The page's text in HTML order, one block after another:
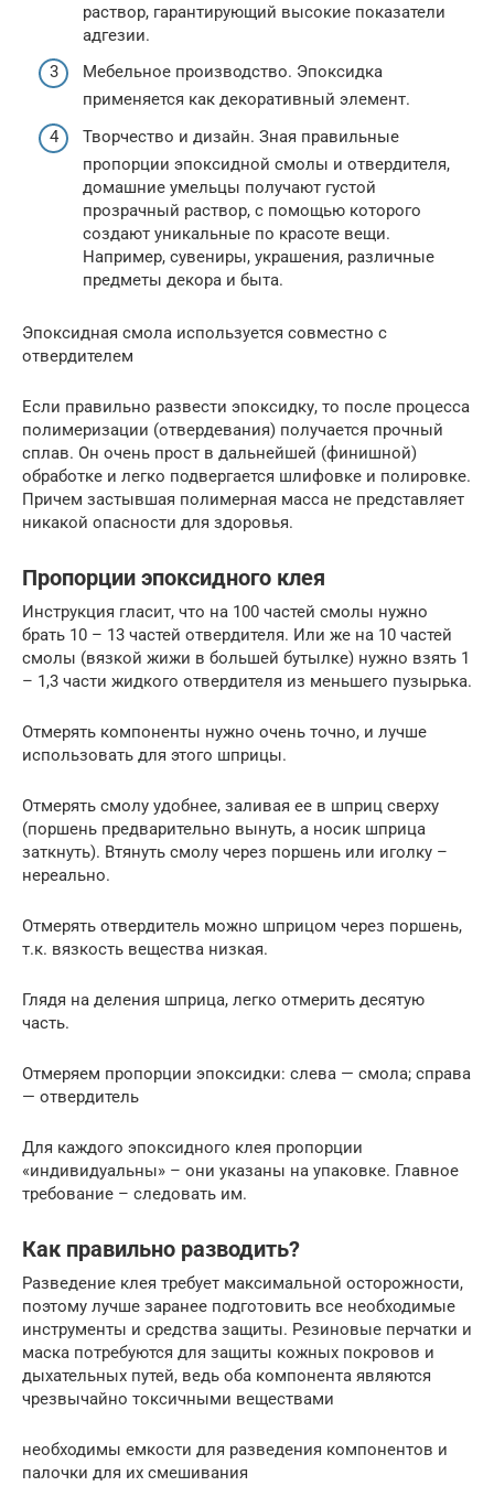
раствор, гарантирующий высокие показатели
адгезии.
Мебельное производство. Эпоксидка
применяется как декоративный элемент.
Творчество и дизайн. Зная правильные
пропорции эпоксидной смолы и отвердителя,
домашние умельцы получают густой
прозрачный раствор, с помощью которого
создают уникальные по красоте вещи.
Например, сувениры, украшения, различные
предметы декора и быта.
Эпоксидная смола используется совместно с
отвердителем
Если правильно развести эпоксидку, то после процесса
полимеризации (отвердевания) получается прочный
сплав. Он очень прост в дальнейшей (финишной)
обработке и легко подвергается шлифовке и полировке.
Причем застывшая полимерная масса не представляет
никакой опасности для здоровья.
Пропорции эпоксидного клея
Инструкция гласит, что на 100 частей смолы нужно
брать 10 – 13 частей отвердителя. Или же на 10 частей
смолы (вязкой жижи в большей бутылке) нужно взять 1
– 1,3 части жидкого отвердителя из меньшего пузырька.
Отмерять компоненты нужно очень точно, и лучше
использовать для этого шприцы.
Отмерять смолу удобнее, заливая ее в шприц сверху
(поршень предварительно вынуть, а носик шприца
заткнуть). Втянуть смолу через поршень или иголку –
нереально.
Отмерять отвердитель можно шприцом через поршень,
т.к. вязкость вещества низкая.
Глядя на деления шприца, легко отмерить десятую
часть.
Отмеряем пропорции эпоксидки: слева — смола; справа
— отвердитель
Для каждого эпоксидного клея пропорции
«индивидуальны» – они указаны на упаковке. Главное
требование – следовать им.
Как правильно разводить?
Разведение клея требует максимальной осторожности,
поэтому лучше заранее подготовить все необходимые
инструменты и средства защиты. Резиновые перчатки и
маска потребуются для защиты кожных покровов и
дыхательных путей, ведь оба компонента являются
чрезвычайно токсичными веществами
необходимы емкости для разведения компонентов и
палочки для их смешивания